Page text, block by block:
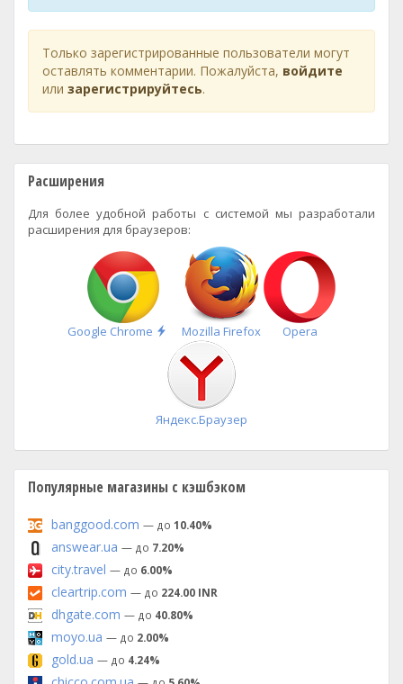
Только зарегистрированные пользователи могут
оставлять комментарии. Пожалуйста, войдите
или зарегистрируйтесь.
Расширения
Для более удобной работы с системой мы разработали
расширения для браузеров:
Google Chrome
Быстрая
установка
Mozilla Firefox Opera
Яндекс.Браузер
Популярные магазины с кэшбэком
banggood.com — до 10.40%
answear.ua — до 7.20%
city.travel — до 6.00%
cleartrip.com — до 224.00 INR
dhgate.com — до 40.80%
moyo.ua — до 2.00%
gold.ua — до 4.24%